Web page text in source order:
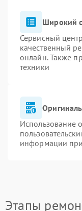
Широкий
Сервисный
качественный
онлайн. Также
техники
Использование
информации
Этапы